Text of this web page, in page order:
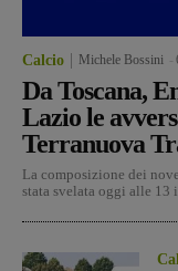
Calcio Michele Bossini
Da Toscana,
Lazio le
Terranuova
La composizione dei
stata svelata oggi alle 13